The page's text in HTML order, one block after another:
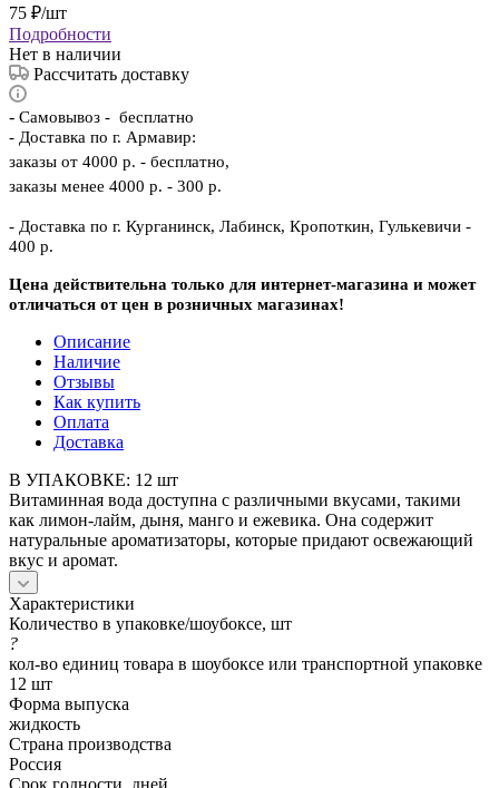
75 ₽/шт
Подробности
Нет в наличии
Рассчитать доставку
- Самовывоз - бесплатно
- Доставка по г. Армавир:
заказы от 4000 р. - бесплатно,
заказы менее 4000 р. - 300 р.
- Доставка по г. Курганинск, Лабинск, Кропоткин, Гулькевичи -
400 р.
Цена действительна только для интернет-магазина и может
отличаться от цен в розничных магазинах!
Описание
Наличие
Отзывы
Как купить
Оплата
Доставка
В УПАКОВКЕ: 12 шт
Витаминная вода доступна с различными вкусами, такими
как лимон-лайм, дыня, манго и ежевика. Она содержит
натуральные ароматизаторы, которые придают освежающий
вкус и аромат.
Характеристики
Количество в упаковке/шоубоксе, шт
?
кол-во единиц товара в шоубоксе или транспортной упаковке
12 шт
Форма выпуска
жидкость
Страна производства
Россия